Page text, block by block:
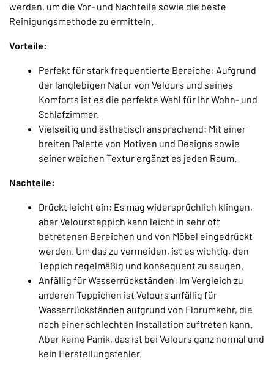
werden, um die Vor- und Nachteile sowie die beste
Reinigungsmethode zu ermitteln.
Vorteile:
Perfekt für stark frequentierte Bereiche: Aufgrund
der langlebigen Natur von Velours und seines
Komforts ist es die perfekte Wahl für Ihr Wohn- und
Schlafzimmer.
Vielseitig und ästhetisch ansprechend: Mit einer
breiten Palette von Motiven und Designs sowie
seiner weichen Textur ergänzt es jeden Raum.
Nachteile:
Drückt leicht ein: Es mag widersprüchlich klingen,
aber Veloursteppich kann leicht in sehr oft
betretenen Bereichen und von Möbel eingedrückt
werden. Um das zu vermeiden, ist es wichtig, den
Teppich regelmäßig und konsequent zu saugen.
Anfällig für Wasserrückständen: Im Vergleich zu
anderen Teppichen ist Velours anfällig für
Wasserrückständen aufgrund von Florumkehr, die
nach einer schlechten Installation auftreten kann.
Aber keine Panik, das ist bei Velours ganz normal und
kein Herstellungsfehler.